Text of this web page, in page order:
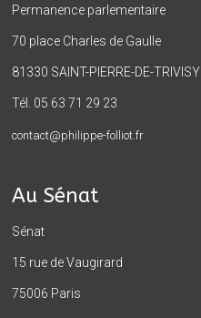
Permanence parlementaire
70 place Charles de Gaulle
81330 SAINT-PIERRE-DE-TRIVISY
Tél. 05 63 71 29 23
contact@philippe-folliot.fr
Au Sénat
Sénat
15 rue de Vaugirard
75006 Paris